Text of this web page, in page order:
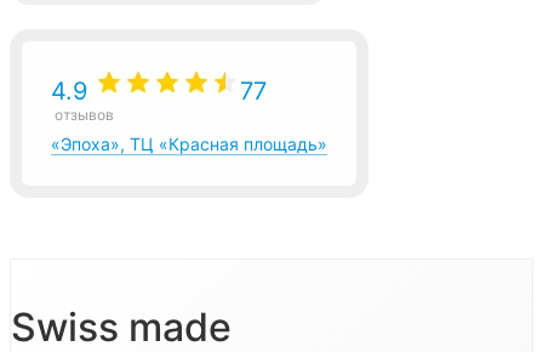
4.9 77
отзывов
«Эпоха», ТЦ «Красная площадь»
Swiss made